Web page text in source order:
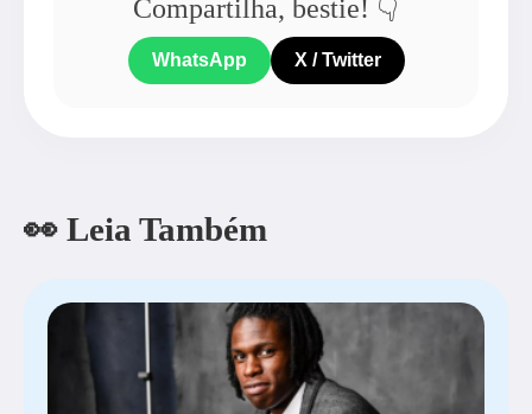
Compartilha, bestie! 👇
WhatsApp X / Twitter
👀 Leia Também